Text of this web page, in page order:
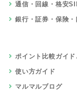
通信・回線・格安
銀行・証券・保険
ポイント比較ガイド
使い方ガイド
マルマルブログ